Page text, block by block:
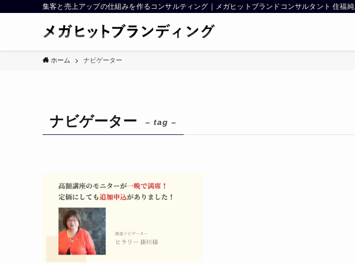
集客と売上アップの仕組みを作るコンサルティング｜メガヒットブランドコンサルタント 住福純
ホーム ナビゲーター
ナビゲーター – tag –